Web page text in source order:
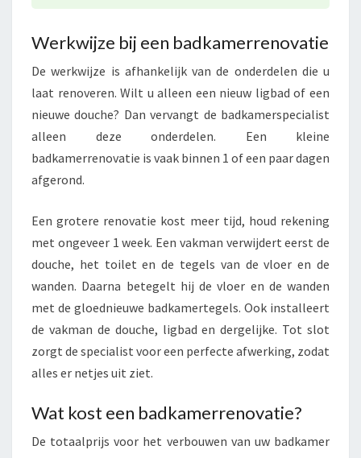
Werkwijze bij een badkamerrenovatie
De werkwijze is afhankelijk van de onderdelen die u
laat renoveren. Wilt u alleen een nieuw ligbad of een
nieuwe douche? Dan vervangt de badkamerspecialist
alleen deze onderdelen. Een kleine
badkamerrenovatie is vaak binnen 1 of een paar dagen
afgerond.
Een grotere renovatie kost meer tijd, houd rekening
met ongeveer 1 week. Een vakman verwijdert eerst de
douche, het toilet en de tegels van de vloer en de
wanden. Daarna betegelt hij de vloer en de wanden
met de gloednieuwe badkamertegels. Ook installeert
de vakman de douche, ligbad en dergelijke. Tot slot
zorgt de specialist voor een perfecte afwerking, zodat
alles er netjes uit ziet.
Wat kost een badkamerrenovatie?
De totaalprijs voor het verbouwen van uw badkamer